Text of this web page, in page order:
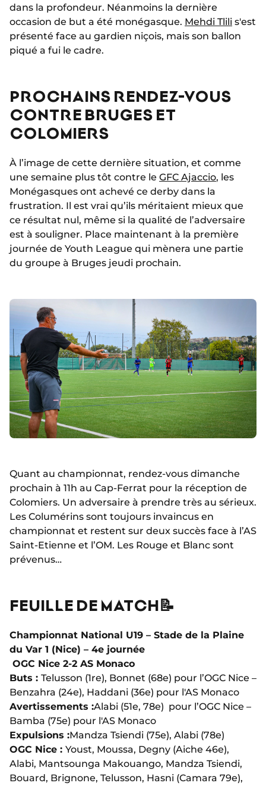
dans la profondeur. Néanmoins la dernière
occasion de but a été monégasque. Mehdi Tlili s'est
présenté face au gardien niçois, mais son ballon
piqué a fui le cadre.
PROCHAINS RENDEZ-VOUS
CONTRE BRUGES ET
COLOMIERS
À l’image de cette dernière situation, et comme
une semaine plus tôt contre le GFC Ajaccio, les
Monégasques ont achevé ce derby dans la
frustration. Il est vrai qu’ils méritaient mieux que
ce résultat nul, même si la qualité de l’adversaire
est à souligner. Place maintenant à la première
journée de Youth League qui mènera une partie
du groupe à Bruges jeudi prochain.
Quant au championnat, rendez-vous dimanche
prochain à 11h au Cap-Ferrat pour la réception de
Colomiers. Un adversaire à prendre très au sérieux.
Les Columérins sont toujours invaincus en
championnat et restent sur deux succès face à l’AS
Saint-Etienne et l’OM. Les Rouge et Blanc sont
prévenus…
FEUILLE DE MATCH📝
Championnat National U19 – Stade de la Plaine
du Var 1 (Nice) – 4e journée
OGC Nice 2-2 AS Monaco
Buts : Telusson (1re), Bonnet (68e) pour l’OGC Nice –
Benzahra (24e), Haddani (36e) pour l'AS Monaco
Avertissements :Alabi (51e, 78e) pour l’OGC Nice –
Bamba (75e) pour l'AS Monaco
Expulsions :Mandza Tsiendi (75e), Alabi (78e)
OGC Nice : Youst, Moussa, Degny (Aiche 46e),
Alabi, Mantsounga Makouango, Mandza Tsiendi,
Bouard, Brignone, Telusson, Hasni (Camara 79e),